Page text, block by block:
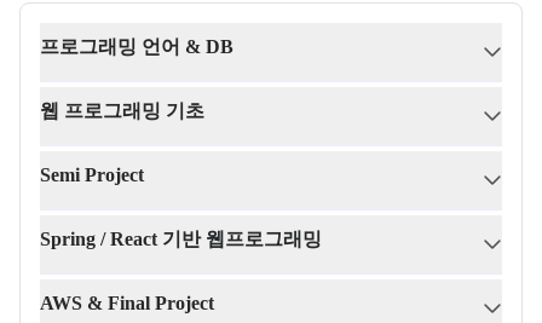
프로그래밍 언어 & DB
웹 프로그래밍 기초
Semi Project
Spring / React 기반 웹프로그래밍
AWS & Final Project